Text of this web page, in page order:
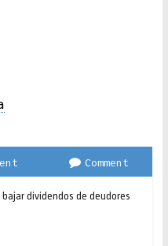
Comment
dividendos de deudores